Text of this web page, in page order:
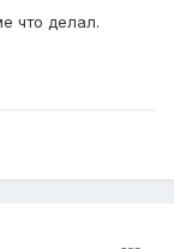
что делал.